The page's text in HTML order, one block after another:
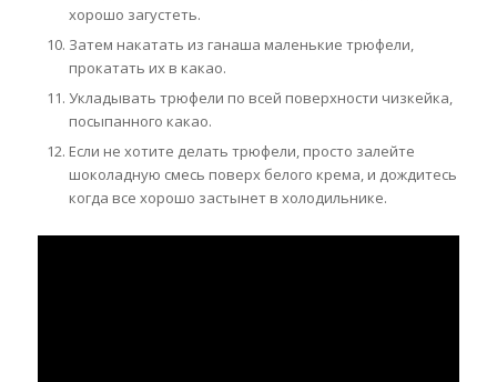
хорошо загустеть.
Затем накатать из ганаша маленькие трюфели,
прокатать их в какао.
Укладывать трюфели по всей поверхности чизкейка,
посыпанного какао.
Если не хотите делать трюфели, просто залейте
шоколадную смесь поверх белого крема, и дождитесь
когда все хорошо застынет в холодильнике.